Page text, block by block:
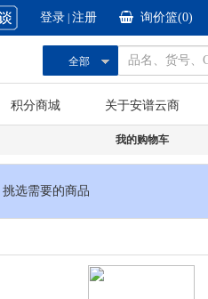
登录 注册 询价篮(0)
全部
积分商城 关于安谱云商
我的购物车
挑选需要的商品